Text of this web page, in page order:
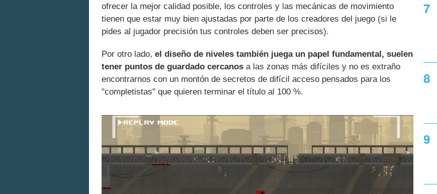
ofrecer la mejor calidad posible, los controles y las mecánicas de movimiento
tienen que estar muy bien ajustadas por parte de los creadores del juego (si le
pides al jugador precisión tus controles deben ser precisos).
Por otro lado, el diseño de niveles también juega un papel fundamental, suelen
tener puntos de guardado cercanos a las zonas más difíciles y no es extraño
encontrarnos con un montón de secretos de difícil acceso pensados para los
"completistas" que quieren terminar el título al 100 %.